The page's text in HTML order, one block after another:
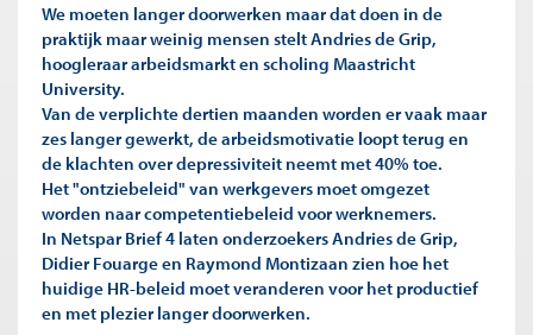
We moeten langer doorwerken maar dat doen in de
praktijk maar weinig mensen stelt Andries de Grip,
hoogleraar arbeidsmarkt en scholing Maastricht
University.
Van de verplichte dertien maanden worden er vaak maar
zes langer gewerkt, de arbeidsmotivatie loopt terug en
de klachten over depressiviteit neemt met 40% toe.
Het "ontziebeleid" van werkgevers moet omgezet
worden naar competentiebeleid voor werknemers.
In Netspar Brief 4 laten onderzoekers Andries de Grip,
Didier Fouarge en Raymond Montizaan zien hoe het
huidige HR-beleid moet veranderen voor het productief
en met plezier langer doorwerken.